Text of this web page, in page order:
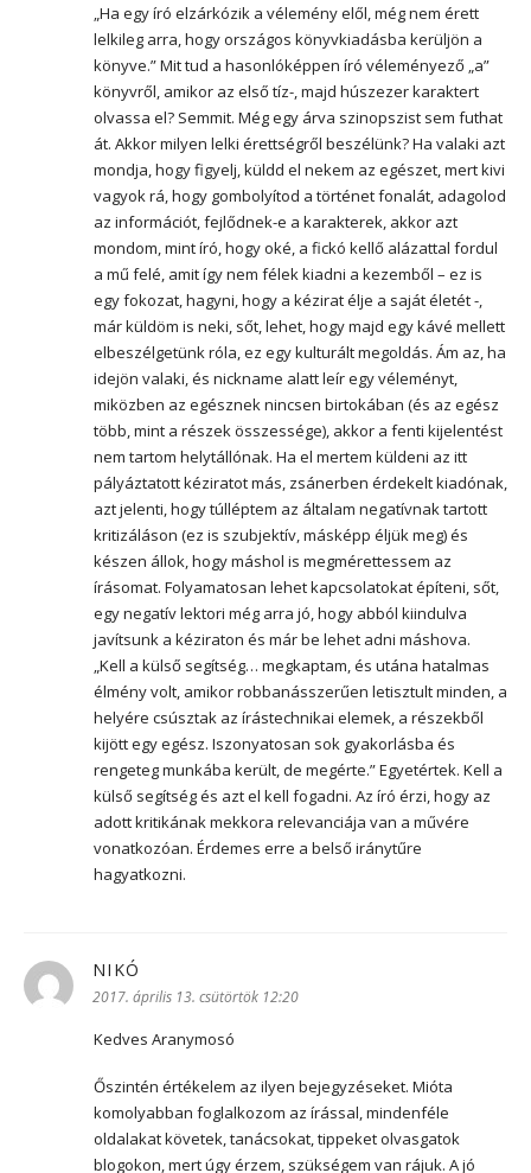
„Ha egy író elzárkózik a vélemény elől, még nem érett
lelkileg arra, hogy országos könyvkiadásba kerüljön a
könyve.” Mit tud a hasonlóképpen író véleményező „a”
könyvről, amikor az első tíz-, majd húszezer karaktert
olvassa el? Semmit. Még egy árva szinopszist sem futhat
át. Akkor milyen lelki érettségről beszélünk? Ha valaki azt
mondja, hogy figyelj, küldd el nekem az egészet, mert kivi
vagyok rá, hogy gombolyítod a történet fonalát, adagolod
az információt, fejlődnek-e a karakterek, akkor azt
mondom, mint író, hogy oké, a fickó kellő alázattal fordul
a mű felé, amit így nem félek kiadni a kezemből – ez is
egy fokozat, hagyni, hogy a kézirat élje a saját életét -,
már küldöm is neki, sőt, lehet, hogy majd egy kávé mellett
elbeszélgetünk róla, ez egy kulturált megoldás. Ám az, ha
idejön valaki, és nickname alatt leír egy véleményt,
miközben az egésznek nincsen birtokában (és az egész
több, mint a részek összessége), akkor a fenti kijelentést
nem tartom helytállónak. Ha el mertem küldeni az itt
pályáztatott kéziratot más, zsánerben érdekelt kiadónak,
azt jelenti, hogy túlléptem az általam negatívnak tartott
kritizáláson (ez is szubjektív, másképp éljük meg) és
készen állok, hogy máshol is megmérettessem az
írásomat. Folyamatosan lehet kapcsolatokat építeni, sőt,
egy negatív lektori még arra jó, hogy abból kiindulva
javítsunk a kéziraton és már be lehet adni máshova.
„Kell a külső segítség… megkaptam, és utána hatalmas
élmény volt, amikor robbanásszerűen letisztult minden, a
helyére csúsztak az írástechnikai elemek, a részekből
kijött egy egész. Iszonyatosan sok gyakorlásba és
rengeteg munkába került, de megérte.” Egyetértek. Kell a
külső segítség és azt el kell fogadni. Az író érzi, hogy az
adott kritikának mekkora relevanciája van a művére
vonatkozóan. Érdemes erre a belső iránytűre
hagyatkozni.
NIKÓ
2017. április 13. csütörtök 12:20
Kedves Aranymosó
Őszintén értékelem az ilyen bejegyzéseket. Mióta
komolyabban foglalkozom az írással, mindenféle
oldalakat követek, tanácsokat, tippeket olvasgatok
blogokon, mert úgy érzem, szükségem van rájuk. A jó